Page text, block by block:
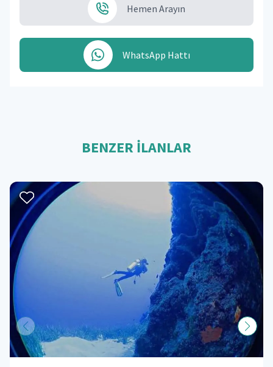
Hemen Arayın
WhatsApp Hattı
BENZER İLANLAR